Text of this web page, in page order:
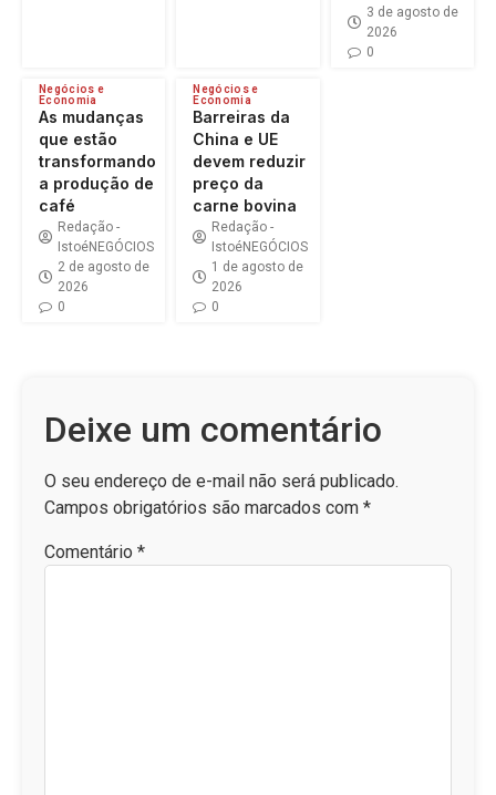
3 de agosto de
2026
0
Negócios e
Economia
As mudanças
que estão
transformando
a produção de
café
Redação -
IstoéNEGÓCIOS
2 de agosto de
2026
0
Negócios e
Economia
Barreiras da
China e UE
devem reduzir
preço da
carne bovina
Redação -
IstoéNEGÓCIOS
1 de agosto de
2026
0
Deixe um comentário
O seu endereço de e-mail não será publicado.
Campos obrigatórios são marcados com *
Comentário *